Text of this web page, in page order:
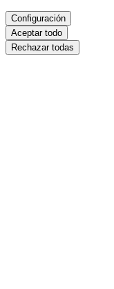
Configuración
Aceptar todo
Rechazar todas